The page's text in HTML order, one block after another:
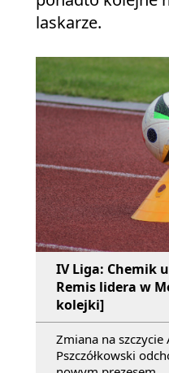
laskarze.
IV Liga: Chemik
Remis lidera w
kolejki]
Zmiana na
Pszczółkowski